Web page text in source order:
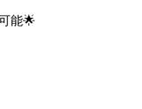
能🌟